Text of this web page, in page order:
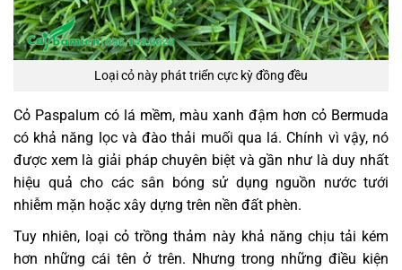
Loại cỏ này phát triển cực kỳ đồng đều
Cỏ Paspalum có lá mềm, màu xanh đậm hơn cỏ Bermuda
có khả năng lọc và đào thải muối qua lá. Chính vì vậy, nó
được xem là giải pháp chuyên biệt và gần như là duy nhất
hiệu quả cho các sân bóng sử dụng nguồn nước tưới
nhiễm mặn hoặc xây dựng trên nền đất phèn.
Tuy nhiên, loại cỏ trồng thảm này khả năng chịu tải kém
hơn những cái tên ở trên. Nhưng trong những điều kiện